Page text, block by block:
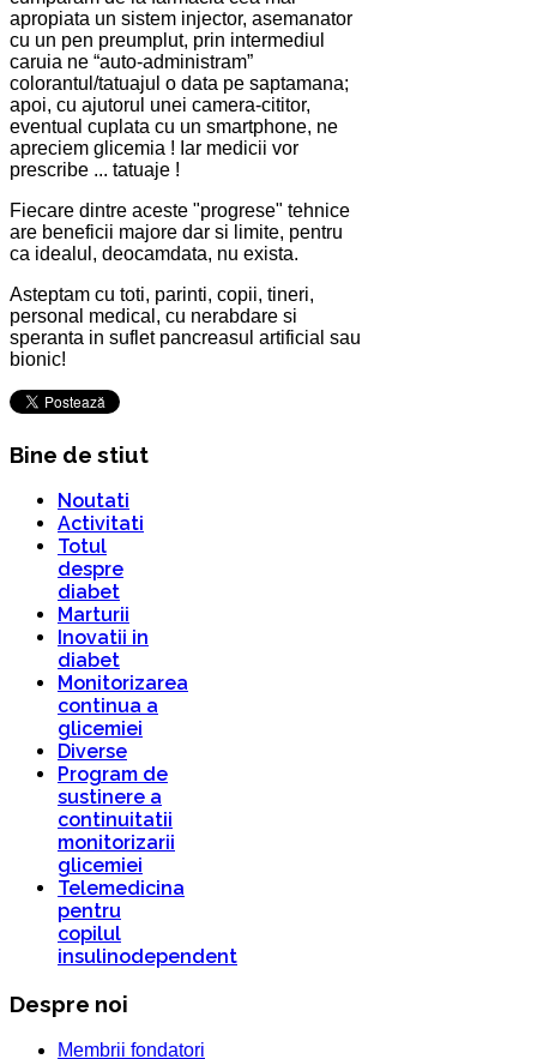
apropiata un sistem injector, asemanator
cu un pen preumplut, prin intermediul
caruia ne “auto-administram”
colorantul/tatuajul o data pe saptamana;
apoi, cu ajutorul unei camera-cititor,
eventual cuplata cu un smartphone, ne
apreciem glicemia ! Iar medicii vor
prescribe ... tatuaje !
Fiecare dintre aceste "progrese" tehnice
are beneficii majore dar si limite, pentru
ca idealul, deocamdata, nu exista.
Asteptam cu toti, parinti, copii, tineri,
personal medical, cu nerabdare si
speranta in suflet pancreasul artificial sau
bionic!
Bine de stiut
Noutati
Activitati
Totul
despre
diabet
Marturii
Inovatii in
diabet
Monitorizarea
continua a
glicemiei
Diverse
Program de
sustinere a
continuitatii
monitorizarii
glicemiei
Telemedicina
pentru
copilul
insulinodependent
Despre noi
Membrii fondatori